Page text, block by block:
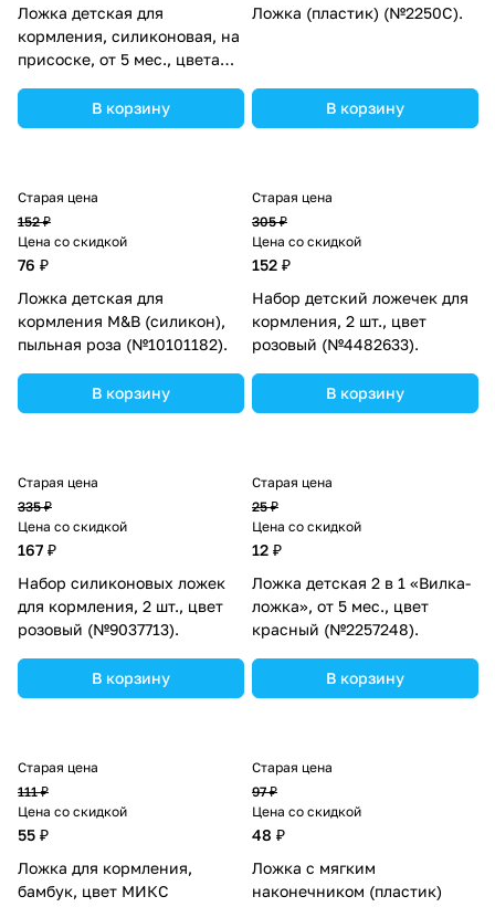
Ложка детская для
кормления, силиконовая, на
присоске, от 5 мес., цвета
В корзину
Ложка (пластик) (№2250С).
В корзину
Старая цена
152 ₽
Цена со скидкой
76 ₽
Ложка детская для
кормления M&B (силикон),
пыльная роза (№10101182).
В корзину
Старая цена
305 ₽
Цена со скидкой
152 ₽
Набор детский ложечек для
кормления, 2 шт., цвет
розовый (№4482633).
В корзину
Старая цена
335 ₽
Цена со скидкой
167 ₽
Набор силиконовых ложек
для кормления, 2 шт., цвет
розовый (№9037713).
В корзину
Старая цена
25 ₽
Цена со скидкой
12 ₽
Ложка детская 2 в 1 «Вилка-
ложка», от 5 мес., цвет
красный (№2257248).
В корзину
Старая цена
111 ₽
Цена со скидкой
55 ₽
Ложка для кормления,
бамбук, цвет МИКС
Старая цена
97 ₽
Цена со скидкой
48 ₽
Ложка с мягким
наконечником (пластик)